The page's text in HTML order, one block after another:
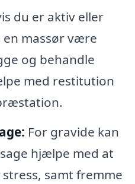
du er aktiv eller
massør være
og behandle
med restitution
For gravide kan
hjælpe med at
samt fremme